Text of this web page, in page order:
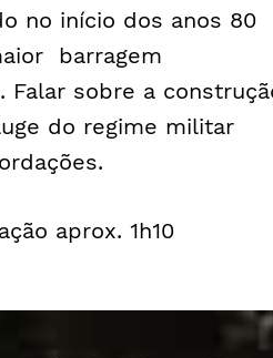
no início dos anos 80
barragem
sobre a
do regime militar
aprox. 1h10